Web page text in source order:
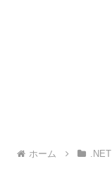
ホーム .NET